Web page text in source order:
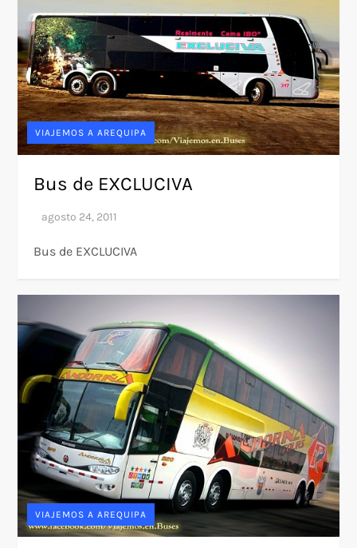
VIAJEMOS A AREQUIPA
Bus de EXCLUCIVA
Bus de EXCLUCIVA
VIAJEMOS A AREQUIPA